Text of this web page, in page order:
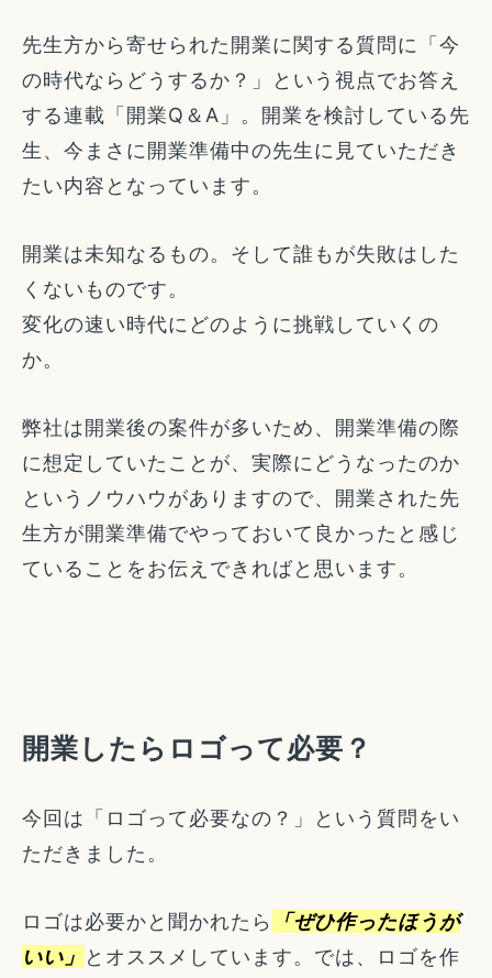
先生方から寄せられた開業に関する質問に「今
の時代ならどうするか？」という視点でお答え
する連載「開業Q＆A」。開業を検討している先
生、今まさに開業準備中の先生に見ていただき
たい内容となっています。
開業は未知なるもの。そして誰もが失敗はした
くないものです。
変化の速い時代にどのように挑戦していくの
か。
弊社は開業後の案件が多いため、開業準備の際
に想定していたことが、実際にどうなったのか
というノウハウがありますので、開業された先
生方が開業準備でやっておいて良かったと感じ
ていることをお伝えできればと思います。
開業したらロゴって必要？
今回は「ロゴって必要なの？」という質問をい
ただきました。
ロゴは必要かと聞かれたら
「ぜひ作ったほうが
いい」 とオススメしています。では、ロゴを作